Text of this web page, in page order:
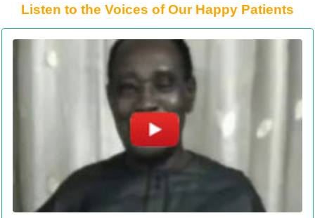
Listen to the Voices of Our Happy Patients